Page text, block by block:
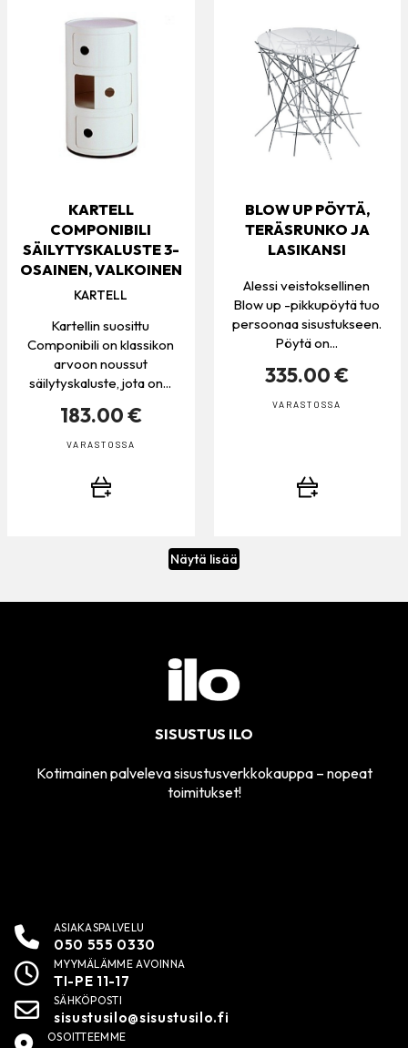
KARTELL
COMPONIBILI
SÄILYTYSKALUSTE 3-
OSAINEN, VALKOINEN
KARTELL
Kartellin suosittu
Componibili on klassikon
arvoon noussut
säilytyskaluste, jota on...
183.00 €
VARASTOSSA
BLOW UP PÖYTÄ,
TERÄSRUNKO JA
LASIKANSI
Alessi veistoksellinen
Blow up -pikkupöytä tuo
persoonaa sisustukseen.
Pöytä on...
335.00 €
VARASTOSSA
Näytä lisää
SISUSTUS ILO
Kotimainen palveleva sisustusverkkokauppa – nopeat
toimitukset!
ASIAKASPALVELU
050 555 0330
MYYMÄLÄMME AVOINNA
TI-PE 11-17
SÄHKÖPOSTI
sisustusilo@sisustusilo.fi
OSOITTEEMME